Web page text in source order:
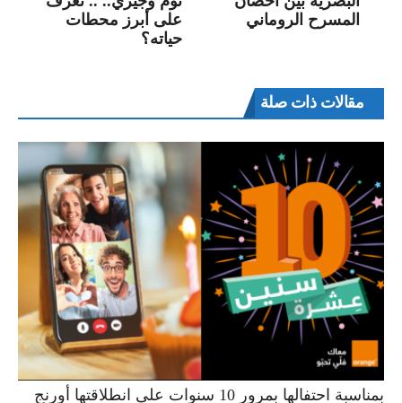
على أبرز محطات
حياته؟
المسرح الروماني
مقالات ذات صلة
بمناسبة احتفالها بمرور 10 سنوات على انطلاقتها أورنج